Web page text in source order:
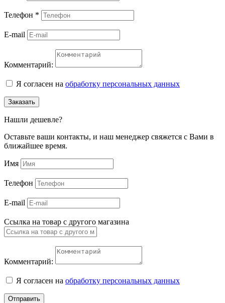
Телефон *
E-mail
Комментарий:
Я согласен на обработку персональных данных
Заказать
Нашли дешевле?
Оставьте ваши контакты, и наш менеджер свяжется с Вами в
ближайшее время.
Имя
Телефон
E-mail
Ссылка на товар с другого магазина
Комментарий:
Я согласен на обработку персональных данных
Отправить